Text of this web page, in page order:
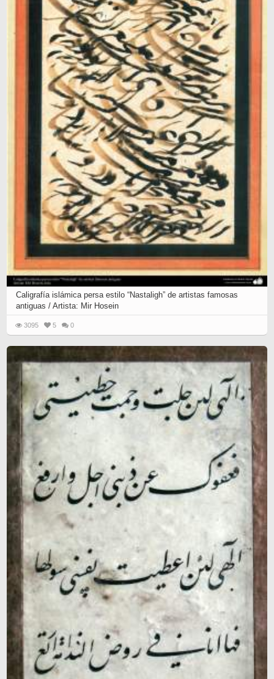
Caligrafía islámica persa estilo “Nastaligh” de artistas famosas
antiguas / Artista: Mir Hosein
3095 5 0